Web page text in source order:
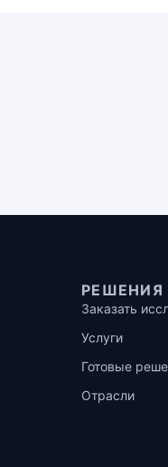
РЕШЕНИЯ
Заказать
Услуги
Готовые
Отрасли